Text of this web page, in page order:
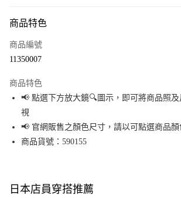
信用卡一次付款
Apple Pay
街口支付
悠遊付
全盈+PAY
商品特色
商品編號
11350007
商品特色
📢 點選下方放大鏡🔍圖示，即可將商品照
視
📢 官網販售之顏色尺寸，請以可點選商品顏
商品貨號：590155
日本店員穿搭推薦